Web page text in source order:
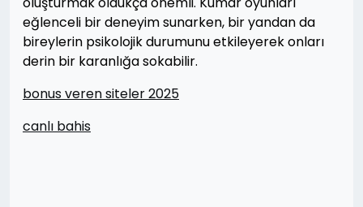
eğlenceli bir deneyim sunarken, bir yandan da
bireylerin psikolojik durumunu etkileyerek onları
derin bir karanlığa sokabilir.
bonus veren siteler 2025
canlı bahis